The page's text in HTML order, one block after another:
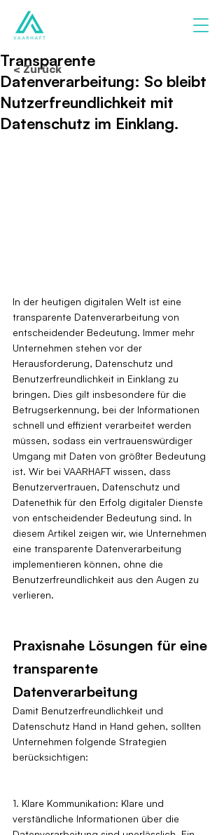
Transparente
Datenverarbeitung: So bleibt
Nutzerfreundlichkeit mit
Datenschutz im Einklang.
In der heutigen digitalen Welt ist eine
transparente Datenverarbeitung von
entscheidender Bedeutung. Immer mehr
Unternehmen stehen vor der
Herausforderung, Datenschutz und
Benutzerfreundlichkeit in Einklang zu
bringen. Dies gilt insbesondere für die
Betrugserkennung, bei der Informationen
schnell und effizient verarbeitet werden
müssen, sodass ein vertrauenswürdiger
Umgang mit Daten von größter Bedeutung
ist. Wir bei VAARHAFT wissen, dass
Benutzervertrauen, Datenschutz und
Datenethik für den Erfolg digitaler Dienste
von entscheidender Bedeutung sind. In
diesem Artikel zeigen wir, wie Unternehmen
eine transparente Datenverarbeitung
implementieren können, ohne die
Benutzerfreundlichkeit aus den Augen zu
verlieren.
Praxisnahe Lösungen für eine
transparente
Datenverarbeitung
Damit Benutzerfreundlichkeit und
Datenschutz Hand in Hand gehen, sollten
Unternehmen folgende Strategien
berücksichtigen:
1. Klare Kommunikation: Klare und
verständliche Informationen über die
< Zurück